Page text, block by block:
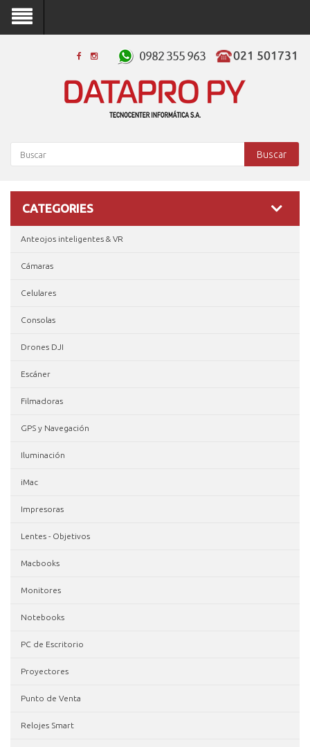
Buscar
CATEGORIES
Anteojos inteligentes & VR
Cámaras
Celulares
Consolas
Drones DJI
Escáner
Filmadoras
GPS y Navegación
Iluminación
iMac
Impresoras
Lentes - Objetivos
Macbooks
Monitores
Notebooks
PC de Escritorio
Proyectores
Punto de Venta
Relojes Smart